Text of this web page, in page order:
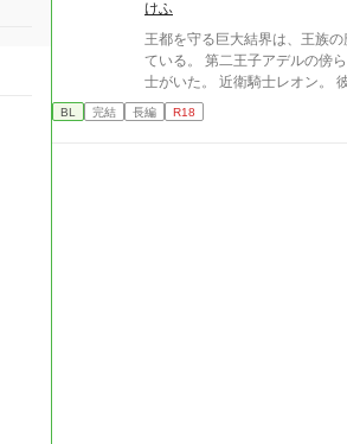
けふ
王都を守る巨大結界は、王族
ている。 第二王子アデルの傍らには、常に一人の騎
士がいた。 近衛騎士レオン。
番」として特別な任務を担っている。 し
は、他国の王女との正式な番契
BL 完結 長編 R18